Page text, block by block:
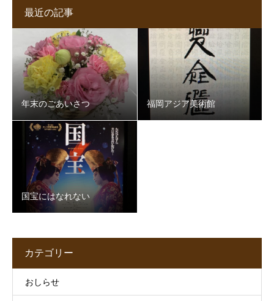
最近の記事
年末のごあいさつ 福岡アジア美術館
国宝にはなれない
カテゴリー
おしらせ